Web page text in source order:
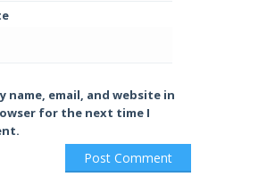
name, email, and website in
for the next time I